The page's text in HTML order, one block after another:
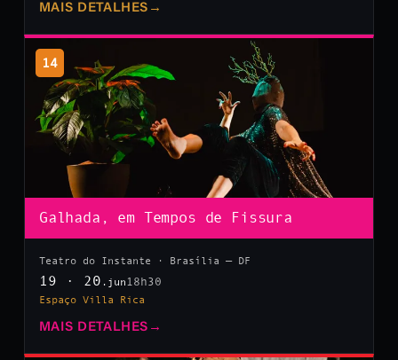
MAIS DETALHES →
14
Galhada, em Tempos de Fissura
Teatro do Instante · Brasília — DF
19 · 20 .jun 18h30
Espaço Villa Rica
MAIS DETALHES →